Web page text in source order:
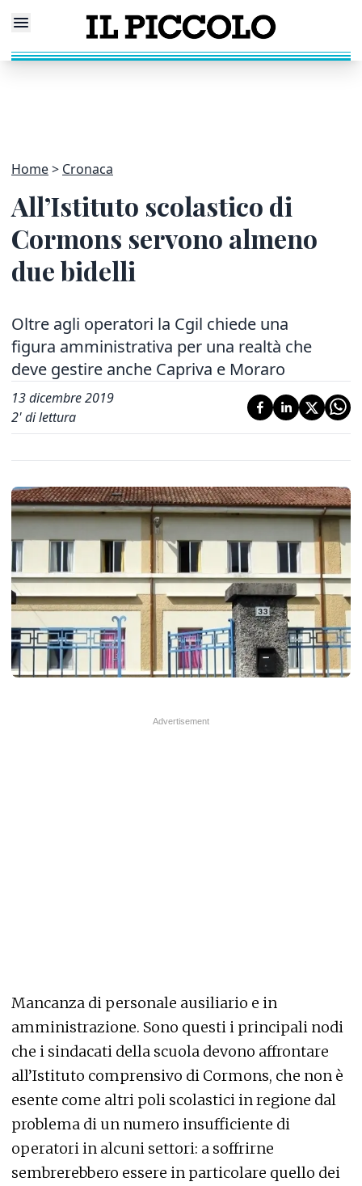
Home Cronaca
All’Istituto scolastico di
Cormons servono almeno
due bidelli
Oltre agli operatori la Cgil chiede una
figura amministrativa per una realtà che
deve gestire anche Capriva e Moraro
13 dicembre 2019
2' di lettura
Mancanza di personale ausiliario e in
amministrazione. Sono questi i principali nodi
che i sindacati della scuola devono affrontare
all’Istituto comprensivo di Cormons, che non è
esente come altri poli scolastici in regione dal
problema di un numero insufficiente di
operatori in alcuni settori: a soffrirne
sembrerebbero essere in particolare quello dei